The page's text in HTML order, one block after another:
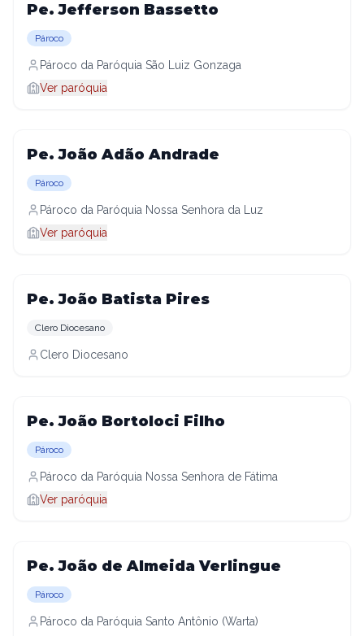
Pe. Jefferson Bassetto
Pároco
Pároco da Paróquia São Luiz Gonzaga
Ver paróquia
Pe. João Adão Andrade
Pároco
Pároco da Paróquia Nossa Senhora da Luz
Ver paróquia
Pe. João Batista Pires
Clero Diocesano
Clero Diocesano
Pe. João Bortoloci Filho
Pároco
Pároco da Paróquia Nossa Senhora de Fátima
Ver paróquia
Pe. João de Almeida Verlingue
Pároco
Pároco da Paróquia Santo Antônio (Warta)